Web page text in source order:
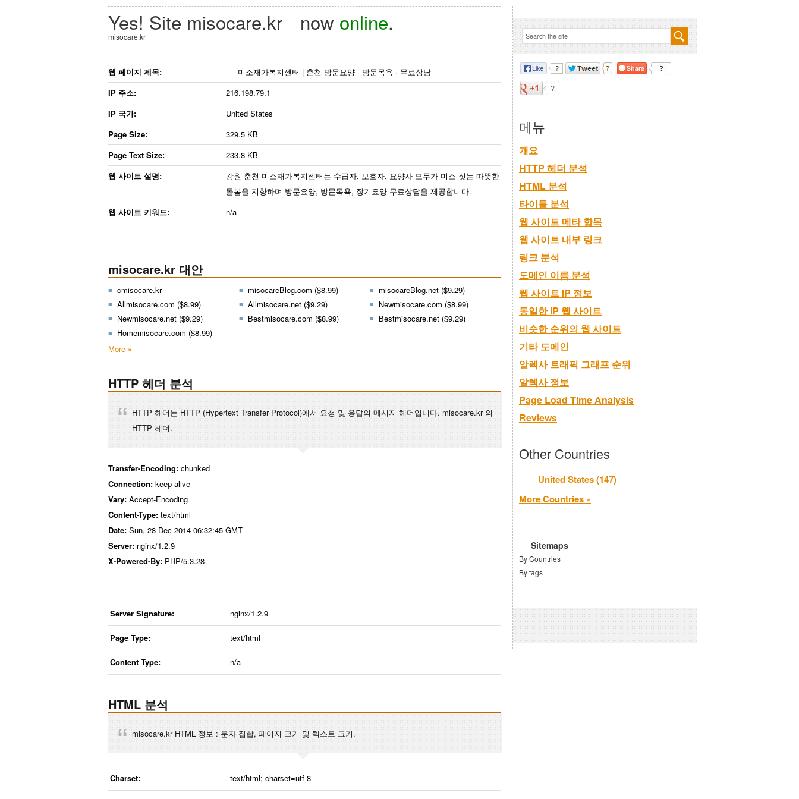
Yes! Site misocare.kr now online.
misocare.kr
웹 페이지 제목:
미소재가복지센터 | 춘천 방문요양 · 방문목욕 · 무료상담
IP 주소:
216.198.79.1
IP 국가:
United States
Page Size:
329.5 KB
Page Text Size:
233.8 KB
웹 사이트 설명:
강원 춘천 미소재가복지센터는 수급자, 보호자, 요양사 모두가 미소 짓는 따뜻한
돌봄을 지향하며 방문요양, 방문목욕, 장기요양 무료상담을 제공합니다.
웹 사이트 키워드:
n/a
misocare.kr 대안
cmisocare.kr misocareBlog.com ($8.99)
misocareBlog.net ($9.29)
Allmisocare.com ($8.99)
Allmisocare.net ($9.29)
Newmisocare.com ($8.99)
Newmisocare.net ($9.29)
Bestmisocare.com ($8.99)
Bestmisocare.net ($9.29)
Homemisocare.com ($8.99)
More »
HTTP 헤더 분석
HTTP 헤더는 HTTP (Hypertext Transfer Protocol)에서 요청 및 응답의 메시지 헤더입니다. misocare.kr 의
HTTP 헤더.
Transfer-Encoding: chunked
Connection: keep-alive
Vary: Accept-Encoding
Content-Type: text/html
Date: Sun, 28 Dec 2014 06:32:45 GMT
Server: nginx/1.2.9
X-Powered-By: PHP/5.3.28
Server Signature: nginx/1.2.9
Page Type: text/html
Content Type: n/a
HTML 분석
misocare.kr HTML 정보 : 문자 집합, 페이지 크기 및 텍스트 크기.
Charset: text/html; charset=utf-8
메뉴
개요
HTTP 헤더 분석
HTML 분석
타이틀 분석
웹 사이트 메타 항목
웹 사이트 내부 링크
링크 분석
도메인 이름 분석
웹 사이트 IP 정보
동일한 IP 웹 사이트
비슷한 순위의 웹 사이트
기타 도메인
알렉사 트래픽 그래프 순위
알렉사 정보
Page Load Time Analysis
Reviews
Other Countries
United States (147)
More Countries »
Sitemaps
By Countries
By tags